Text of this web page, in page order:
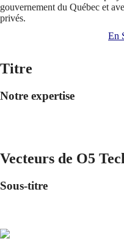
gouvernement du Québec et
privés.
En
Titre
Notre expertise
Vecteurs de O5
Sous-titre